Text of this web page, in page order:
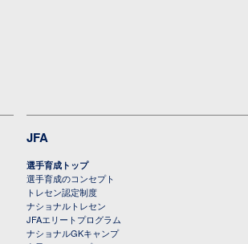
JFA
選手育成トップ
選手育成のコンセプト
トレセン認定制度
ナショナルトレセン
JFAエリートプログラム
ナショナルGKキャンプ